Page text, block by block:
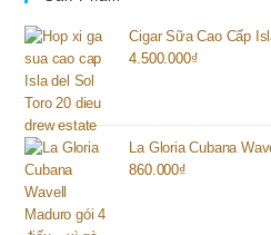
Cigar Sữa Cao Cấp
4.500.000₫
La Gloria Cubana
860.000₫